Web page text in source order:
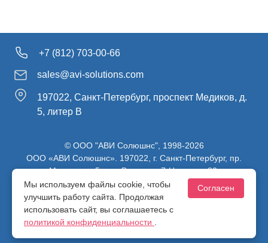
+7 (812) 703-00-66
sales@avi-solutions.com
197022, Санкт-Петербург, проспект Медиков, д.
5, литер В
© ООО "АВИ Солюшнс", 1998-2026
ООО «АВИ Солюшнс». 197022, г. Санкт-Петербург, пр.
Медиков, д.5, лит. В, ч. пом. 7-Н, ч. ком. 82.
ИНН 7813470830 / КПП 781301001 / ОГРН 1107847137980
Политика конфиденциальности
Мы используем файлы cookie, чтобы
улучшить работу сайта. Продолжая
использовать сайт, вы соглашаетесь с
политикой конфиденциальности
Согласен